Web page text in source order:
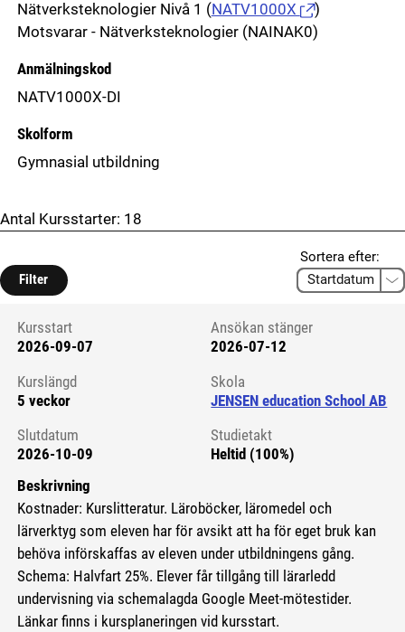
Nätverksteknologier Nivå 1 ( NATV1000X
)
Motsvarar - Nätverksteknologier (NAINAK0)
Anmälningskod
NATV1000X-DI
Skolform
Gymnasial utbildning
Antal Kursstarter: 18
Filter
Sortera efter:
Kursstart 6101371
Kursstart
2026-09-07
Ansökan stänger
2026-07-12
Kurslängd
5 veckor
Skola
JENSEN education School AB
Slutdatum
2026-10-09
Studietakt
Heltid (100%)
Beskrivning
Kostnader: Kurslitteratur. Läroböcker, läromedel och
lärverktyg som eleven har för avsikt att ha för eget bruk kan
behöva införskaffas av eleven under utbildningens gång.
Schema: Halvfart 25%. Elever får tillgång till lärarledd
undervisning via schemalagda Google Meet-mötestider.
Länkar finns i kursplaneringen vid kursstart.